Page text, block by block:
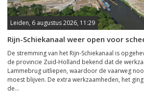
Leiden, 6 augustus 2026, 11:29
Rijn-Schiekanaal weer open voor
De stremming van het Rijn-Schiekanaal is
de provincie Zuid-Holland bekend dat de
Lammebrug uitliepen, waardoor de vaarweg
moest blijven. De extra werkzaamheden, het
de...